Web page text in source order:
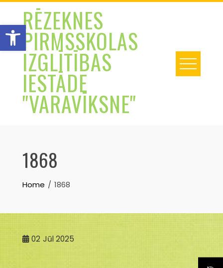
Open toolbar
Skip
contentRĒZEKNES
PIRMSSKOLAS
IZGLĪTĪBAS
IESTĀDE
"VARAVĪKSNE"
1868
Home 1868
02 Jūl 2025